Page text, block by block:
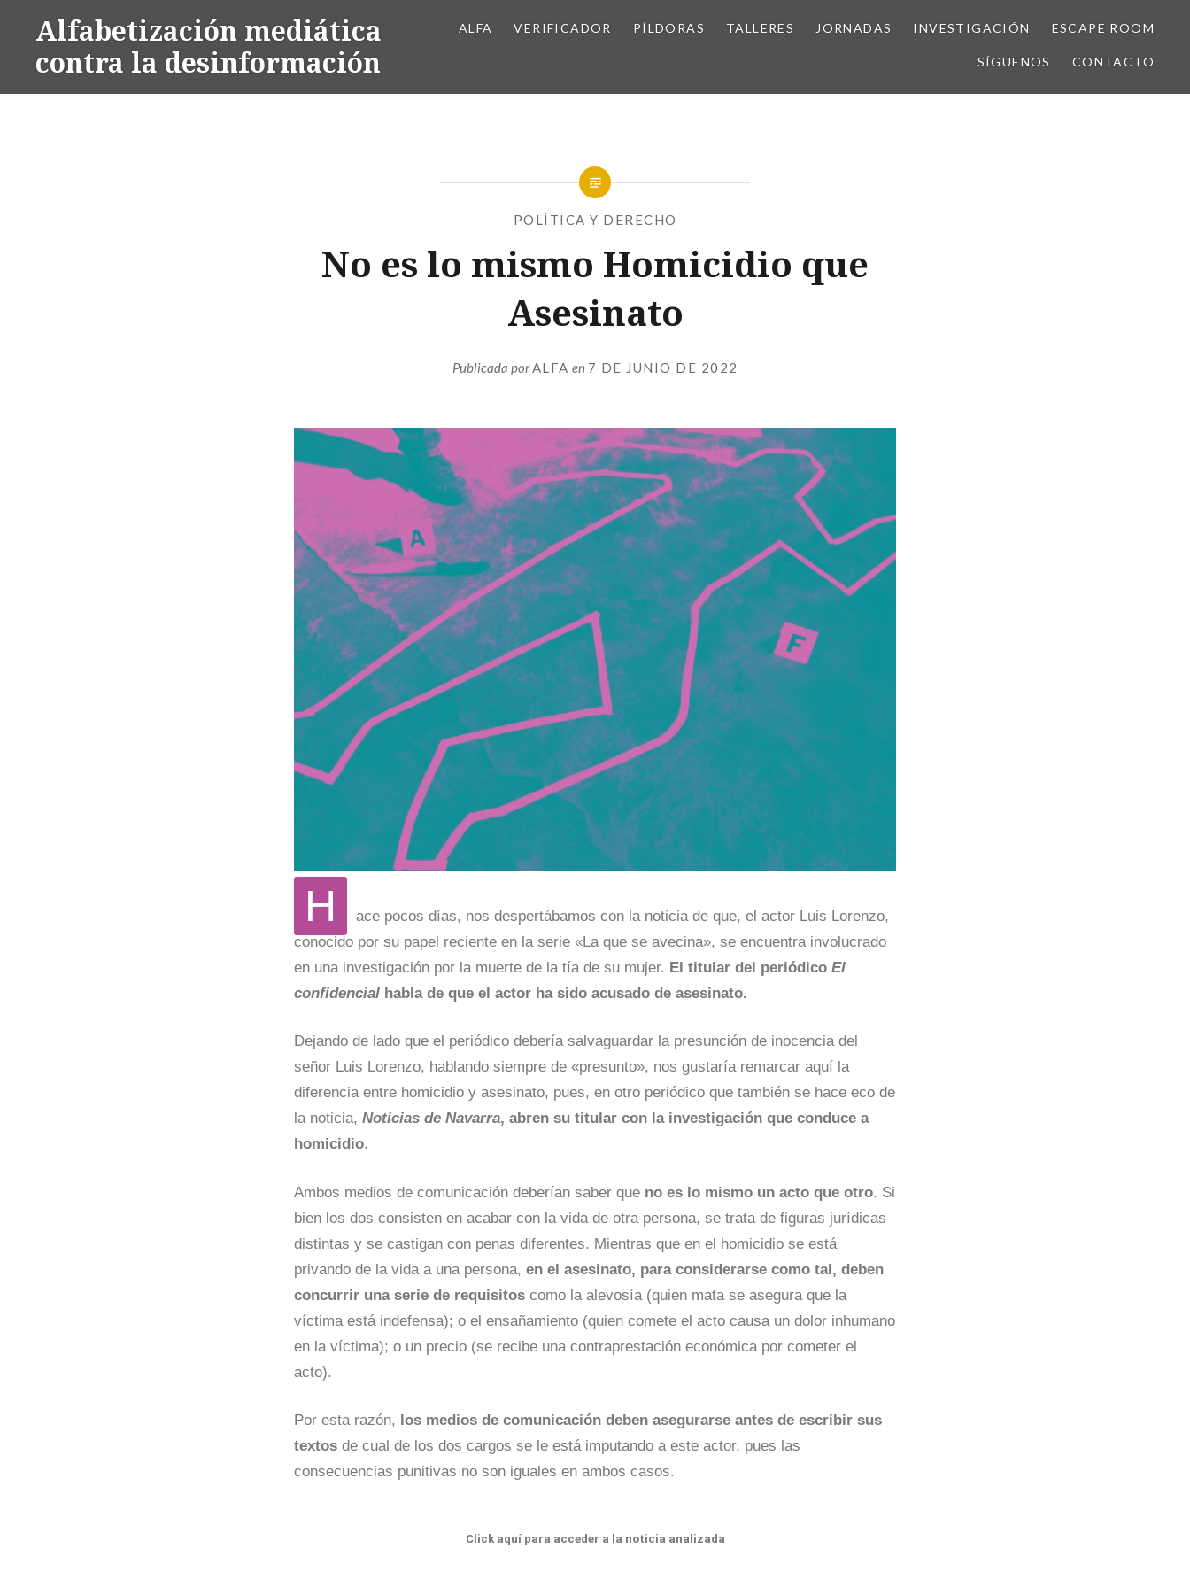
Alfabetización mediática
contra la desinformación
ALFA VERIFICADOR PÍLDORAS TALLERES JORNADAS INVESTIGACIÓN ESCAPE ROOM
SÍGUENOS CONTACTO
POLÍTICA Y DERECHO
No es lo mismo Homicidio que
Asesinato
Publicada porALFA en 7 DE JUNIO DE 2022
H
ace pocos días, nos despertábamos con la noticia de que, el actor Luis Lorenzo,
conocido por su papel reciente en la serie «La que se avecina», se encuentra involucrado
en una investigación por la muerte de la tía de su mujer. El titular del periódico El
confidencial habla de que el actor ha sido acusado de asesinato.
Dejando de lado que el periódico debería salvaguardar la presunción de inocencia del
señor Luis Lorenzo, hablando siempre de «presunto», nos gustaría remarcar aquí la
diferencia entre homicidio y asesinato, pues, en otro periódico que también se hace eco de
la noticia, Noticias de Navarra, abren su titular con la investigación que conduce a
homicidio.
Ambos medios de comunicación deberían saber que no es lo mismo un acto que otro. Si
bien los dos consisten en acabar con la vida de otra persona, se trata de figuras jurídicas
distintas y se castigan con penas diferentes. Mientras que en el homicidio se está
privando de la vida a una persona, en el asesinato, para considerarse como tal, deben
concurrir una serie de requisitos como la alevosía (quien mata se asegura que la
víctima está indefensa); o el ensañamiento (quien comete el acto causa un dolor inhumano
en la víctima); o un precio (se recibe una contraprestación económica por cometer el
acto).
Por esta razón, los medios de comunicación deben asegurarse antes de escribir sus
textos de cual de los dos cargos se le está imputando a este actor, pues las
consecuencias punitivas no son iguales en ambos casos.
Click aquí para acceder a la noticia analizada